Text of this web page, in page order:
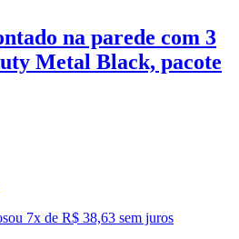
na parede com 3
Metal Black, pacote
ou 7x de R$ 38,63 sem juros